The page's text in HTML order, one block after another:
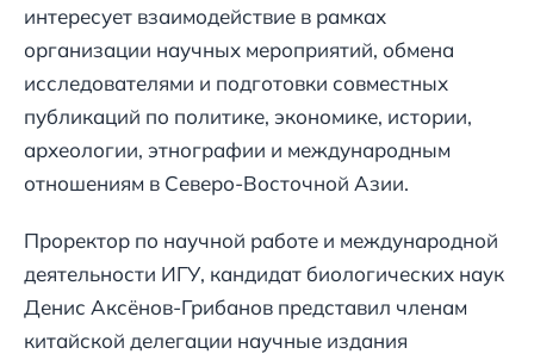
интересует взаимодействие в рамках
организации научных мероприятий, обмена
исследователями и подготовки совместных
публикаций по политике, экономике, истории,
археологии, этнографии и международным
отношениям в Северо-Восточной Азии.
Проректор по научной работе и международной
деятельности ИГУ, кандидат биологических наук
Денис Аксёнов-Грибанов представил членам
китайской делегации научные издания